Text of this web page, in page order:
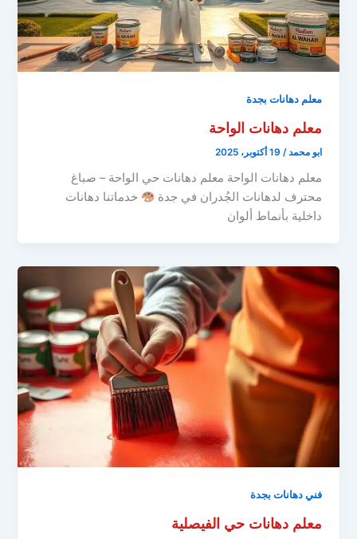
معلم دهانات بجدة
معلم دهانات الواحة
ابو محمد/ 19 أكتوبر، 2025
معلم دهانات الواحة معلم دهانات حي الواحة – صباغ
محترف لدهانات الجُدران في جدة
خدماتنا دهانات
داخلية بأنماط ألوان
فني دهانات بجدة
معلم دهانات حي الفيصلية